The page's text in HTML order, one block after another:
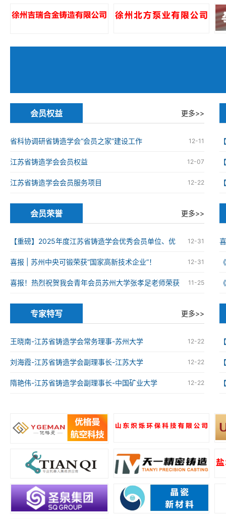
会员权益 更多>>
12-11
省科协调研省铸造学会“会员之家”建设工作
12-07
江苏省铸造学会会员权益
12-22
江苏省铸造学会会员服务项目
会员荣誉 更多>>
12-31
【重磅】2025年度江苏省铸造学会优秀会员单位、优
秀科技工作者、优秀青年科技工作者获奖名单 12-31
喜报 | 苏州中央可锻荣获“国家高新技术企业”！
11-25
喜报！热烈祝贺我会青年会员苏州大学张孝足老师荣获
2025年度资源循环利用领域优秀博士学位论文
专家特写 更多>>
12-22
王晓南-江苏省铸造学会常务理事-苏州大学
12-22
刘海霞-江苏省铸造学会副理事长-江苏大学
12-22
隋艳伟-江苏省铸造学会副理事长-中国矿业大学